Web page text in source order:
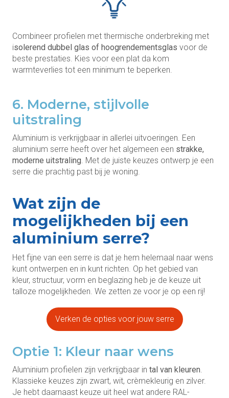
Combineer profielen met thermische onderbreking met
isolerend dubbel glas of hoogrendementsglas voor de
beste prestaties. Kies voor een plat da kom
warmteverlies tot een minimum te beperken.
6. Moderne, stijlvolle
uitstraling
Aluminium is verkrijgbaar in allerlei uitvoeringen. Een
aluminium serre heeft over het algemeen een strakke,
moderne uitstraling. Met de juiste keuzes ontwerp je een
serre die prachtig past bij je woning.
Wat zijn de
mogelijkheden bij een
aluminium serre?
Het fijne van een serre is dat je hem helemaal naar wens
kunt ontwerpen en in kunt richten. Op het gebied van
kleur, structuur, vorm en beglazing heb je de keuze uit
talloze mogelijkheden. We zetten ze voor je op een rij!
Verken de opties voor jouw serre
Optie 1: Kleur naar wens
Aluminium profielen zijn verkrijgbaar in tal van kleuren.
Klassieke keuzes zijn zwart, wit, crèmekleurig en zilver.
Je hebt daarnaast keuze uit heel wat andere RAL-